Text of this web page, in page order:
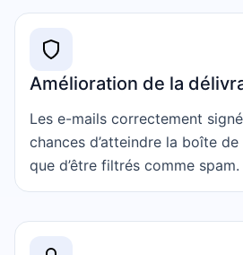
Amélioration de la
Les e-mails correctement
chances d’atteindre la boîte
que d’être filtrés comme spam.